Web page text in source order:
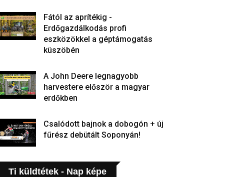
Fától az aprítékig -
Erdőgazdálkodás profi
eszközökkel a géptámogatás
küszöbén
A John Deere legnagyobb
harvestere először a magyar
erdőkben
Csalódott bajnok a dobogón + új
fűrész debütált Soponyán!
Ti küldtétek - Nap képe